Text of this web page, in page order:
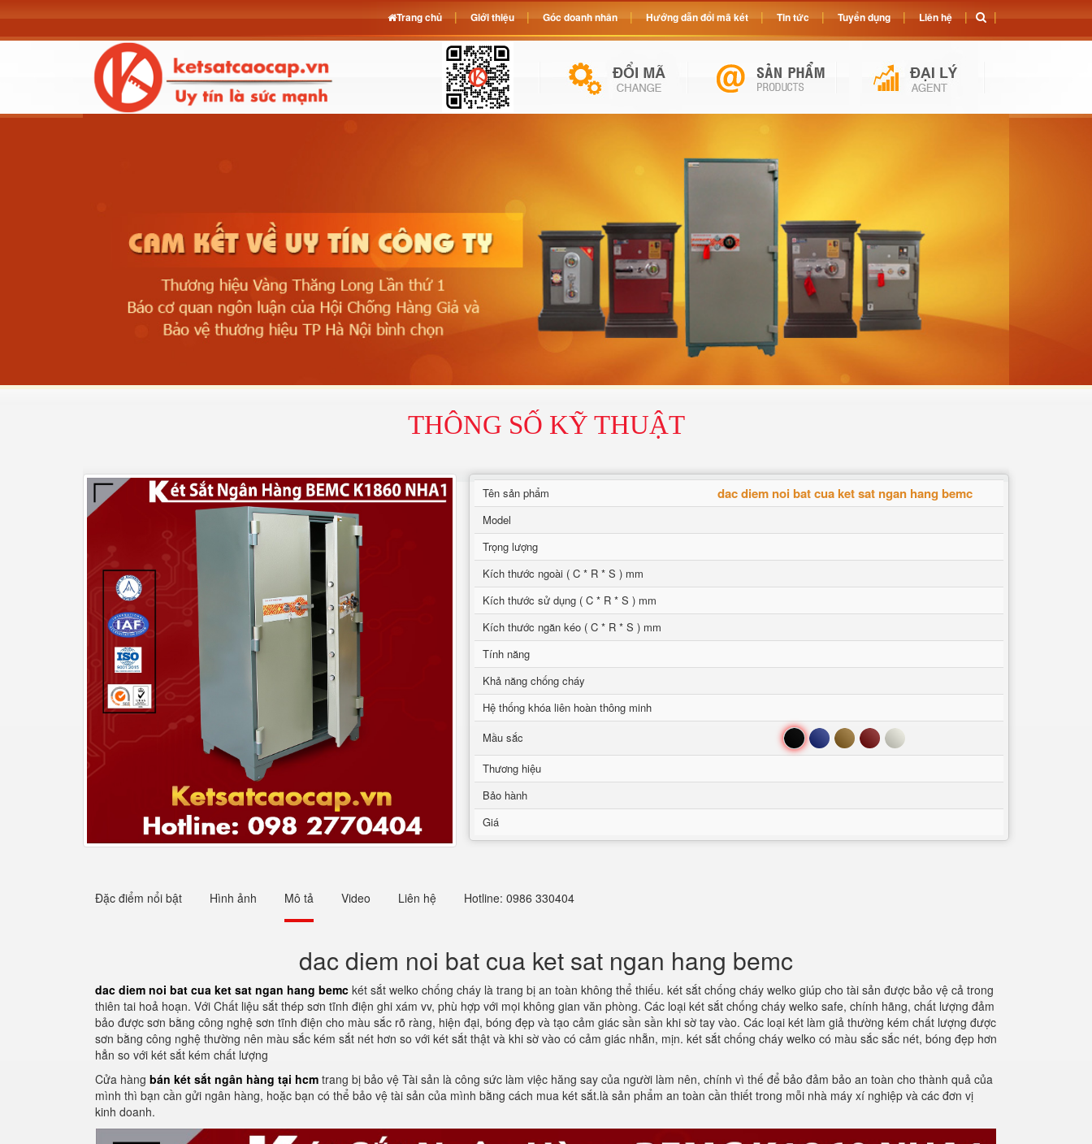
THÔNG SỐ KỸ THUẬT
Tên sản phẩm dac diem noi bat cua ket sat ngan hang bemc
Model
Trọng lượng
Kích thước ngoài ( C * R * S ) mm
Kích thước sử dụng ( C * R * S ) mm
Kích thước ngăn kéo ( C * R * S ) mm
Tính năng
Khả năng chống cháy
Hệ thống khóa liên hoàn thông minh
Mầu sắc
Đen Xanh Nâu Đỏ Trắng
Thương hiệu
Bảo hành
Giá
Đặc điểm nổi bật Hình ảnh Mô tả Video Liên hệ Hotline: 0986 330404
dac diem noi bat cua ket sat ngan hang bemc
dac diem noi bat cua ket sat ngan hang bemc két sắt welko chống cháy là trang bị an toàn không thể thiếu. két sắt chống cháy welko giúp cho tài sản được bảo vệ cả trong
thiên tai hoả hoạn. Với Chất liệu sắt thép sơn tĩnh điện ghi xám vv, phù hợp với mọi không gian văn phòng. Các loại két sắt chống cháy welko safe, chính hãng, chất lượng đảm
bảo được sơn bằng công nghệ sơn tĩnh điện cho màu sắc rõ ràng, hiện đại, bóng đẹp và tạo cảm giác sần sần khi sờ tay vào. Các loại két làm giả thường kém chất lượng được
sơn bằng công nghệ thường nên màu sắc kém sắt nét hơn so với két sắt thật và khi sờ vào có cảm giác nhẵn, mịn. két sắt chống cháy welko có màu sắc sắc nét, bóng đẹp hơn
hẳn so với két sắt kém chất lượng
Cửa hàng bán két sắt ngân hàng tại hcm trang bị bảo vệ Tài sản là công sức làm việc hăng say của người làm nên, chính vì thế để bảo đảm bảo an toàn cho thành quả của
mình thì bạn cần gửi ngân hàng, hoặc bạn có thể bảo vệ tài sản của mình bằng cách mua két sắt.là sản phẩm an toàn cần thiết trong mỗi nhà máy xí nghiệp và các đơn vị
kinh doanh.
Trang chủ Giới thiệu Góc doanh nhân Hướng dẫn đổi mã két Tin tức Tuyển dụng Liên hệ